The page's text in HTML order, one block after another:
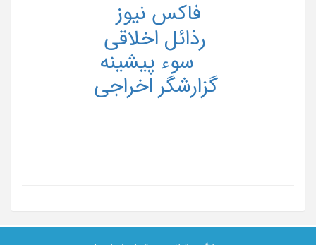
رذائل اخلاقی
سوء پیشینه
فاکس نیوز
گزارشگر اخراجی